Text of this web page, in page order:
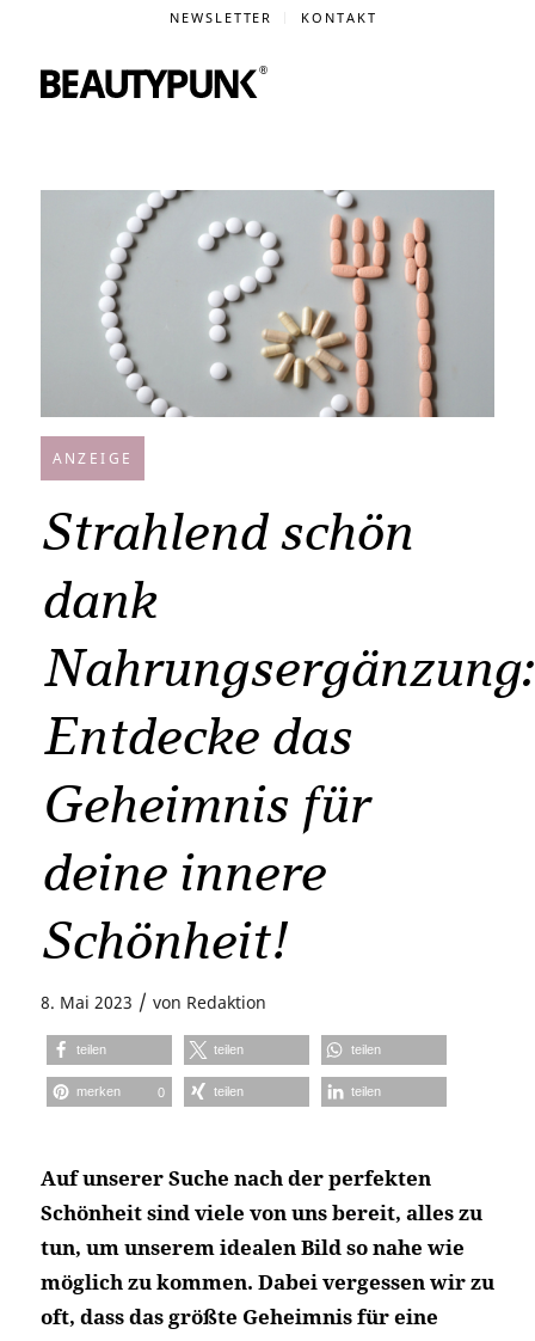
NEWSLETTER KONTAKT
ANZEIGE
Strahlend schön
dank
Nahrungsergänzung:
Entdecke das
Geheimnis für
deine innere
Schönheit!
8. Mai 2023 / von Redaktion
teilen teilen teilen
merken 0 teilen teilen
Auf unserer Suche nach der perfekten
Schönheit sind viele von uns bereit, alles zu
tun, um unserem idealen Bild so nahe wie
möglich zu kommen. Dabei vergessen wir zu
oft, dass das größte Geheimnis für eine